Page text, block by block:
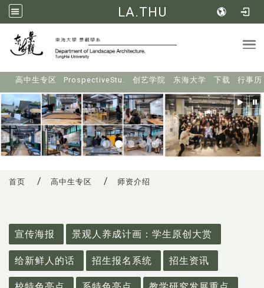
LA.THU
高中生专区 ProspectiveStu. 创艺学院 东海大学 下载 行事历
首页 高中生专区 师资介绍
宣传海报
景观人养成计画：学生原创大赏
给新鲜人的话 招生报名系统 招生资讯